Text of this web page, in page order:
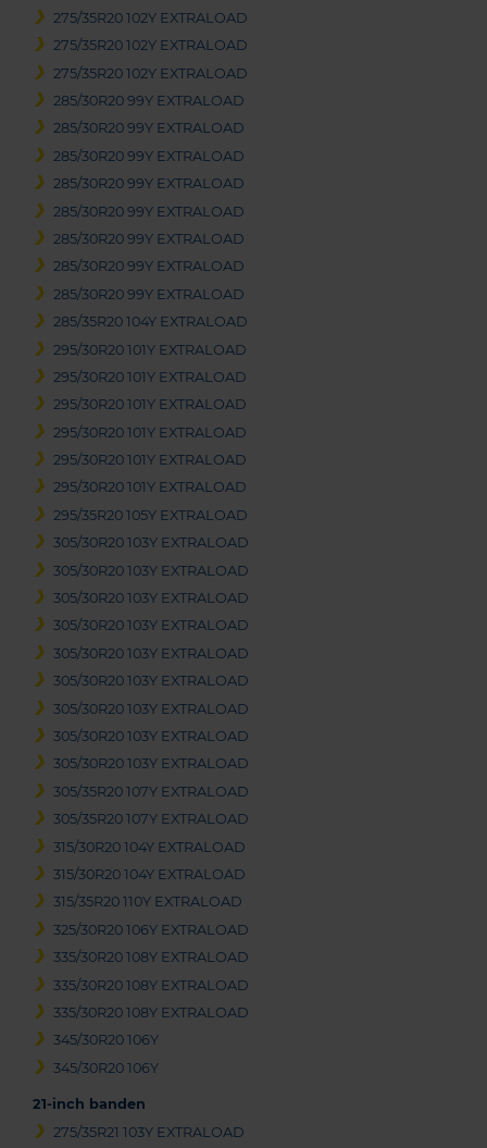
275/35R20 102Y EXTRALOAD
275/35R20 102Y EXTRALOAD
275/35R20 102Y EXTRALOAD
285/30R20 99Y EXTRALOAD
285/30R20 99Y EXTRALOAD
285/30R20 99Y EXTRALOAD
285/30R20 99Y EXTRALOAD
285/30R20 99Y EXTRALOAD
285/30R20 99Y EXTRALOAD
285/30R20 99Y EXTRALOAD
285/30R20 99Y EXTRALOAD
285/35R20 104Y EXTRALOAD
295/30R20 101Y EXTRALOAD
295/30R20 101Y EXTRALOAD
295/30R20 101Y EXTRALOAD
295/30R20 101Y EXTRALOAD
295/30R20 101Y EXTRALOAD
295/30R20 101Y EXTRALOAD
295/35R20 105Y EXTRALOAD
305/30R20 103Y EXTRALOAD
305/30R20 103Y EXTRALOAD
305/30R20 103Y EXTRALOAD
305/30R20 103Y EXTRALOAD
305/30R20 103Y EXTRALOAD
305/30R20 103Y EXTRALOAD
305/30R20 103Y EXTRALOAD
305/30R20 103Y EXTRALOAD
305/30R20 103Y EXTRALOAD
305/35R20 107Y EXTRALOAD
305/35R20 107Y EXTRALOAD
315/30R20 104Y EXTRALOAD
315/30R20 104Y EXTRALOAD
315/35R20 110Y EXTRALOAD
325/30R20 106Y EXTRALOAD
335/30R20 108Y EXTRALOAD
335/30R20 108Y EXTRALOAD
335/30R20 108Y EXTRALOAD
345/30R20 106Y
345/30R20 106Y
21-inch banden
275/35R21 103Y EXTRALOAD